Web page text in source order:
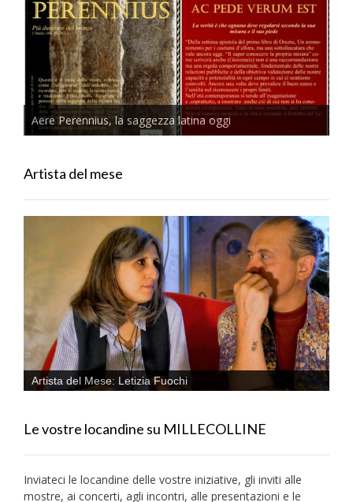
Aere Perennius, la saggezza latina oggi
Artista del mese
Artista del Mese: Letizia Fuochi
Le vostre locandine su MILLECOLLINE
Inviateci le locandine delle vostre iniziative, gli inviti alle
mostre, ai concerti, agli incontri, alle presentazioni e le